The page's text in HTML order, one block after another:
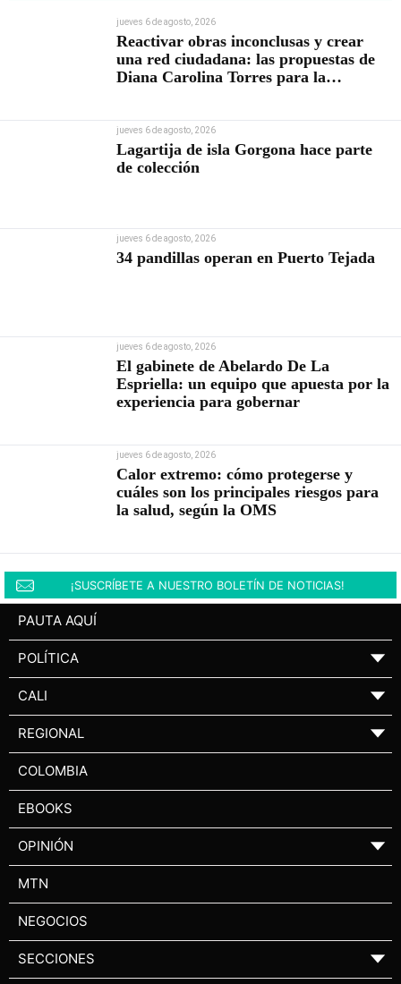
jueves 6 de agosto, 2026
Reactivar obras inconclusas y crear
una red ciudadana: las propuestas de
Diana Carolina Torres para la
jueves 6 de agosto, 2026
Lagartija de isla Gorgona hace parte
de colección
jueves 6 de agosto, 2026
34 pandillas operan en Puerto Tejada
jueves 6 de agosto, 2026
El gabinete de Abelardo De La
Espriella: un equipo que apuesta por la
experiencia para gobernar
jueves 6 de agosto, 2026
Calor extremo: cómo protegerse y
cuáles son los principales riesgos para
la salud, según la OMS
¡SUSCRÍBETE A NUESTRO BOLETÍN DE NOTICIAS!
PAUTA AQUÍ
POLÍTICA ▼
CALI ▼
REGIONAL ▼
COLOMBIA
EBOOKS
OPINIÓN ▼
MTN
NEGOCIOS
SECCIONES ▼